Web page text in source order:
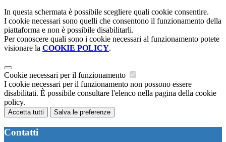
In questa schermata è possibile scegliere quali cookie consentire.
I cookie necessari sono quelli che consentono il funzionamento della
piattaforma e non è possibile disabilitarli.
Per conoscere quali sono i cookie necessari al funzionamento potete
visionare la COOKIE POLICY.
Cookie necessari per il funzionamento
I cookie necessari per il funzionamento non possono essere
disabilitati. È possibile consultare l'elenco nella pagina della cookie
policy.
Accetta tutti Salva le preferenze
Contatti